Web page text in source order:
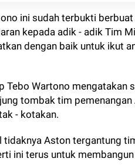
ini sudah terbukti
kepada adik - adik Tim
dengan baik untuk ikut
Tebo Wartono mengatakan
tombak tim
- kotakan.
tidaknya Aston tergantung
ini terus untuk